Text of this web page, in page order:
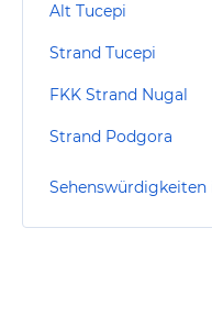
Alt Tucepi
Strand Tucepi
FKK Strand Nugal
Strand Podgora
Sehenswürdigkeiten